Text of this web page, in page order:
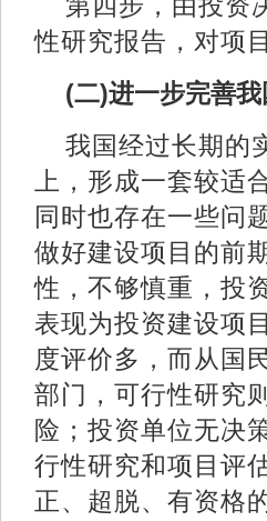
性研究报告，对
(二)进一步完善
我国经过长期的
上，形成一套较适
同时也存在一些问
做好建设项目的前
性，不够慎重，投
表现为投资建设项
度评价多，而从国
部门，可行性研究
险；投资单位无决
行性研究和项目评
正、超脱、有资格